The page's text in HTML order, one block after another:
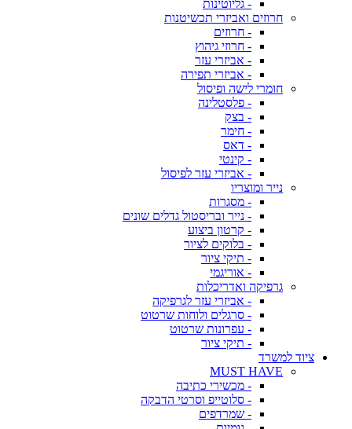
- גליוטינות
חרוזים ואביזרי תכשיטנות
- חרוזים
- חרוזי גיהוץ
- אביזרי עזר
- אביזרי תפירה
חומרי לישה ופיסול
- פלסטלינה
- בצק
- חימר
- דאס
- קינטי
- אביזרי עזר לפיסול
נייר ומוצריו
- מסגרות
- נייר ובריסטול גדלים שונים
- קרטון ביצוע
- בלוקים לציור
- תיקי ציור
- אוריגמי
גרפיקה ואדריכלות
- אביזרי עזר לגרפיקה
- סרגלים ולוחות שרטוט
- עפרונות שרטוט
- תיקי ציור
ציוד למשרד
MUST HAVE
- מכשירי כתיבה
- סלוטייפ וסרטי הדבקה
- שמרדפים